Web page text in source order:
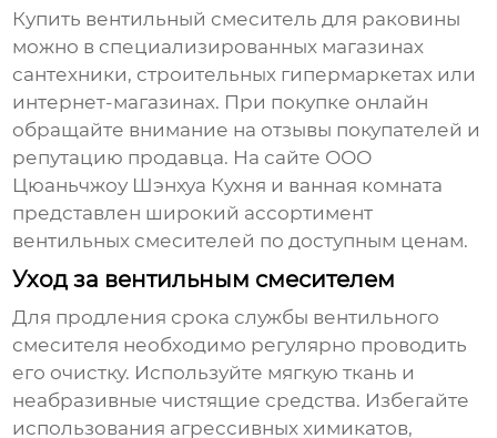
Купить вентильный смеситель для раковины
можно в специализированных магазинах
сантехники, строительных гипермаркетах или
интернет-магазинах. При покупке онлайн
обращайте внимание на отзывы покупателей и
репутацию продавца. На сайте ООО
Цюаньчжоу Шэнхуа Кухня и ванная комната
представлен широкий ассортимент
вентильных смесителей по доступным ценам.
Уход за вентильным смесителем
Для продления срока службы вентильного
смесителя необходимо регулярно проводить
его очистку. Используйте мягкую ткань и
неабразивные чистящие средства. Избегайте
использования агрессивных химикатов,